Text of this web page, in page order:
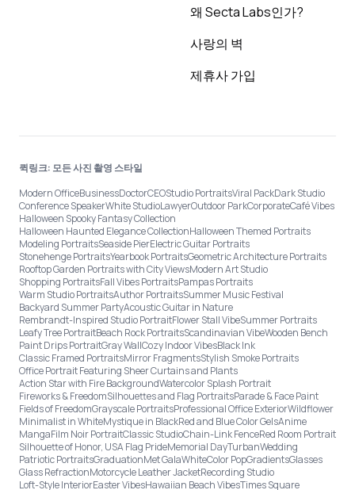
왜 Secta Labs인가?
사랑의 벽
제휴사 가입
퀵링크: 모든 사진 촬영 스타일
Modern OfficeBusinessDoctorCEOStudio PortraitsViral PackDark Studio
Conference SpeakerWhite StudioLawyerOutdoor ParkCorporateCafé Vibes
Halloween Spooky Fantasy Collection
Halloween Haunted Elegance CollectionHalloween Themed Portraits
Modeling PortraitsSeaside PierElectric Guitar Portraits
Stonehenge PortraitsYearbook PortraitsGeometric Architecture Portraits
Rooftop Garden Portraits with City ViewsModern Art Studio
Shopping PortraitsFall Vibes PortraitsPampas Portraits
Warm Studio PortraitsAuthor PortraitsSummer Music Festival
Backyard Summer PartyAcoustic Guitar in Nature
Rembrandt-Inspired Studio PortraitFlower Stall VibeSummer Portraits
Leafy Tree PortraitBeach Rock PortraitsScandinavian VibeWooden Bench
Paint Drips PortraitGray WallCozy Indoor VibesBlack Ink
Classic Framed PortraitsMirror FragmentsStylish Smoke Portraits
Office Portrait Featuring Sheer Curtains and Plants
Action Star with Fire BackgroundWatercolor Splash Portrait
Fireworks & FreedomSilhouettes and Flag PortraitsParade & Face Paint
Fields of FreedomGrayscale PortraitsProfessional Office ExteriorWildflower
Minimalist in WhiteMystique in BlackRed and Blue Color GelsAnime
MangaFilm Noir PortraitClassic StudioChain-Link FenceRed Room Portrait
Silhouette of Honor, USA Flag PrideMemorial DayTurbanWedding
Patriotic PortraitsGraduationMet GalaWhiteColor PopGradientsGlasses
Glass RefractionMotorcycle Leather JacketRecording Studio
Loft-Style InteriorEaster VibesHawaiian Beach VibesTimes Square